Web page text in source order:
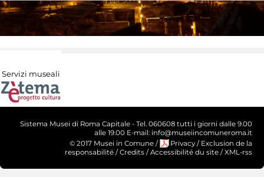
Servizi museali
Sistema Musei di Roma Capitale - Tel. 060608 tutti i giorni dalle 9.00
alle 19.00 E-mail: info@museiincomuneroma.it
© 2017 Musei in Comune / Privacy / Exclusion de la
responsabilité /Credits /Accessibilité du site /XML-rss